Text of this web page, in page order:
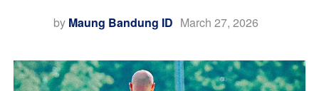
by Maung Bandung ID March 27, 2026